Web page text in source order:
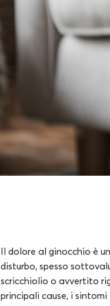
Il dolore al ginocchio è
disturbo, spesso
scricchiolio o avvertito
principali cause, i